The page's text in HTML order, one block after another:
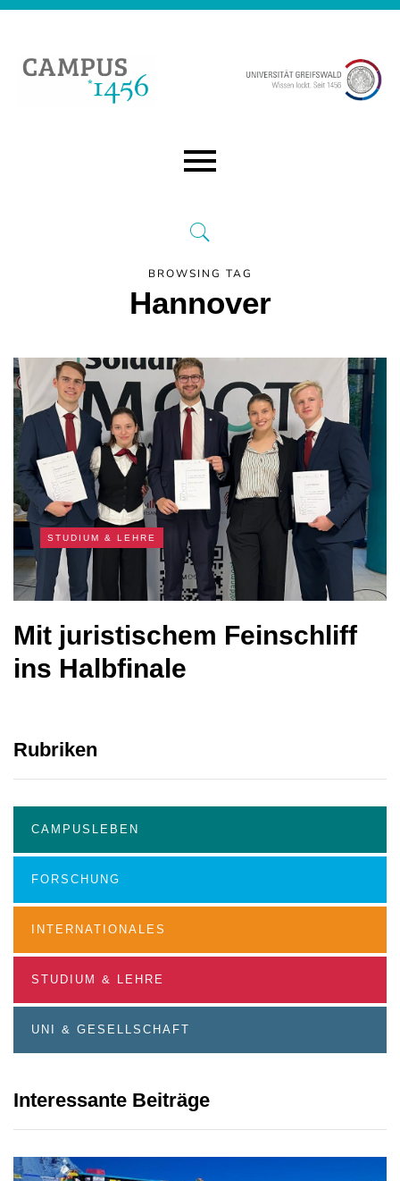
BROWSING TAG
Hannover
STUDIUM & LEHRE
Mit juristischem Feinschliff
ins Halbfinale
Rubriken
CAMPUSLEBEN
FORSCHUNG
INTERNATIONALES
STUDIUM & LEHRE
UNI & GESELLSCHAFT
Interessante Beiträge